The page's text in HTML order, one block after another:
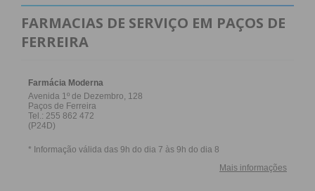
FARMACIAS DE SERVIÇO EM PAÇOS DE
FERREIRA